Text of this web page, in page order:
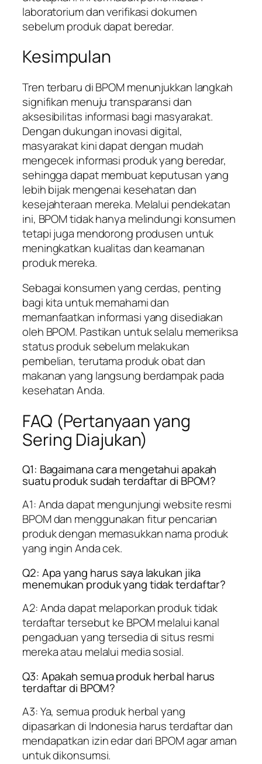
laboratorium dan verifikasi dokumen
sebelum produk dapat beredar.
Kesimpulan
Tren terbaru di BPOM menunjukkan langkah
signifikan menuju transparansi dan
aksesibilitas informasi bagi masyarakat.
Dengan dukungan inovasi digital,
masyarakat kini dapat dengan mudah
mengecek informasi produk yang beredar,
sehingga dapat membuat keputusan yang
lebih bijak mengenai kesehatan dan
kesejahteraan mereka. Melalui pendekatan
ini, BPOM tidak hanya melindungi konsumen
tetapi juga mendorong produsen untuk
meningkatkan kualitas dan keamanan
produk mereka.
Sebagai konsumen yang cerdas, penting
bagi kita untuk memahami dan
memanfaatkan informasi yang disediakan
oleh BPOM. Pastikan untuk selalu memeriksa
status produk sebelum melakukan
pembelian, terutama produk obat dan
makanan yang langsung berdampak pada
kesehatan Anda.
FAQ (Pertanyaan yang
Sering Diajukan)
Q1: Bagaimana cara mengetahui apakah
suatu produk sudah terdaftar di BPOM?
A1: Anda dapat mengunjungi website resmi
BPOM dan menggunakan fitur pencarian
produk dengan memasukkan nama produk
yang ingin Anda cek.
Q2: Apa yang harus saya lakukan jika
menemukan produk yang tidak terdaftar?
A2: Anda dapat melaporkan produk tidak
terdaftar tersebut ke BPOM melalui kanal
pengaduan yang tersedia di situs resmi
mereka atau melalui media sosial.
Q3: Apakah semua produk herbal harus
terdaftar di BPOM?
A3: Ya, semua produk herbal yang
dipasarkan di Indonesia harus terdaftar dan
mendapatkan izin edar dari BPOM agar aman
untuk dikonsumsi.